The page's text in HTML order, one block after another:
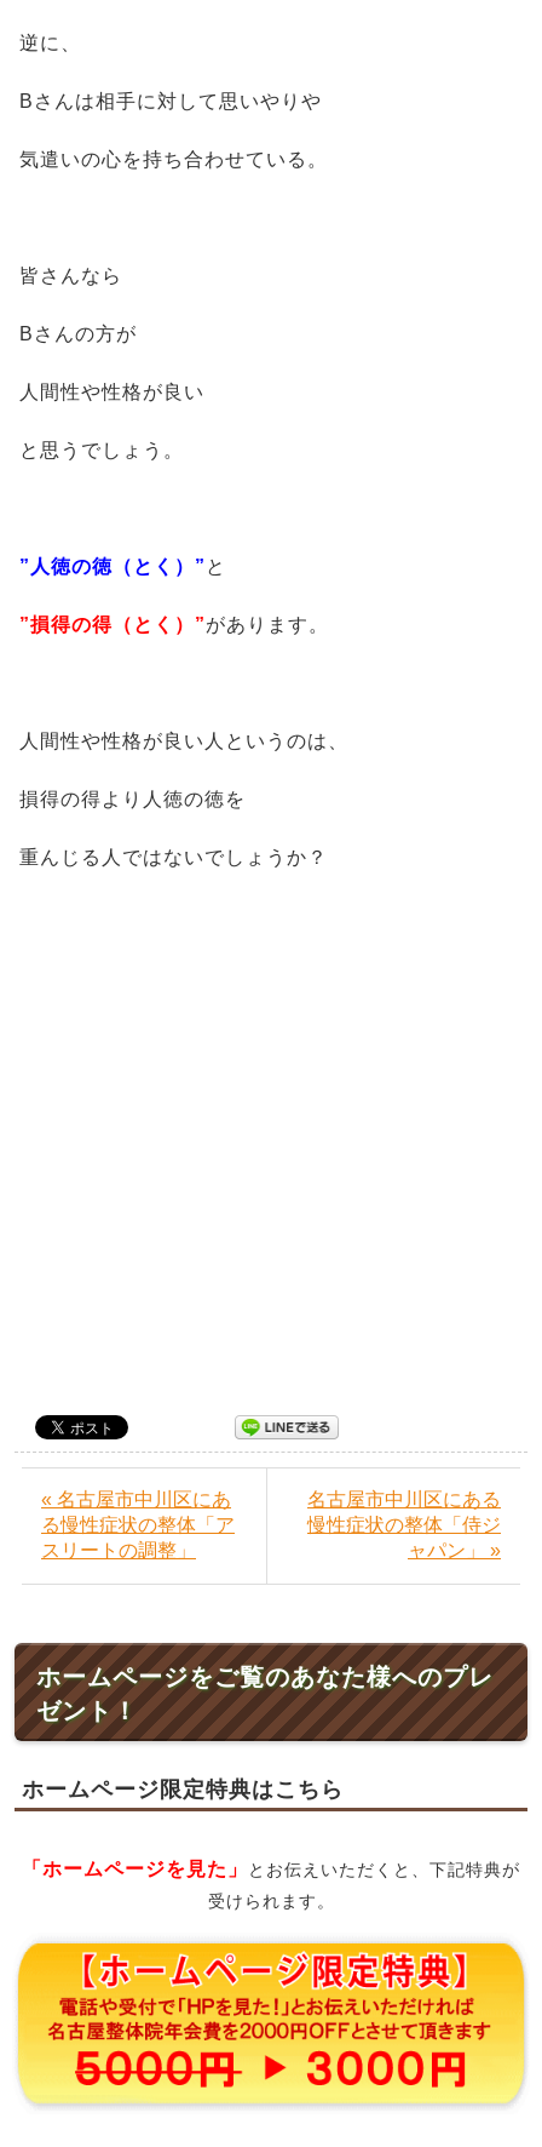
逆に、
Bさんは相手に対して思いやりや
気遣いの心を持ち合わせている。
皆さんなら
Bさんの方が
人間性や性格が良い
と思うでしょう。
”人徳の徳（とく）” と
”損得の得（とく）”があります。
人間性や性格が良い人というのは、
損得の得より人徳の徳を
重んじる人ではないでしょうか？
« 名古屋市中川区にあ
る慢性症状の整体「ア
スリートの調整」
名古屋市中川区にある
慢性症状の整体「侍ジ
ャパン」 »
ホームページをご覧のあなた様へのプレ
ゼント！
ホームページ限定特典はこちら
「ホームページを見た」
とお伝えいただくと、下記特典が
受けられます。